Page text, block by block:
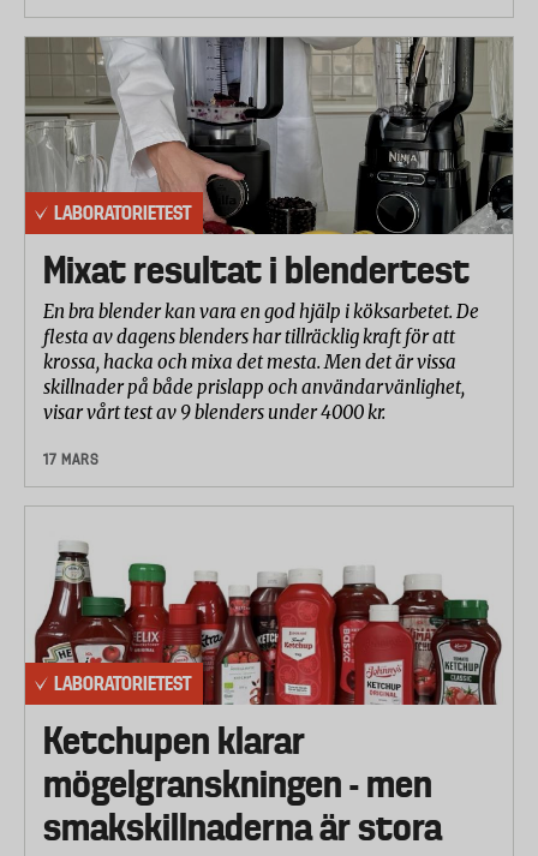
LABORATORIETEST
Mixat resultat i blendertest
En bra blender kan vara en god hjälp i köksarbetet. De
flesta av dagens blenders har tillräcklig kraft för att
krossa, hacka och mixa det mesta. Men det är vissa
skillnader på både prislapp och användarvänlighet,
visar vårt test av 9 blenders under 4000 kr.
17 MARS
LABORATORIETEST
Ketchupen klarar
mögelgranskningen - men
smakskillnaderna är stora